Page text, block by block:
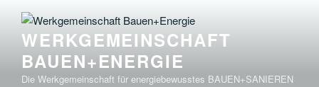
Inhalt
springenWERKGEMEINSCHAFT
BAUEN+ENERGIE
Die Werkgemeinschaft für energiebewusstes BAUEN+SANIEREN